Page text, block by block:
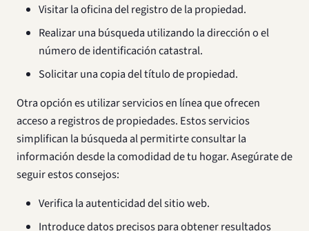
Visitar la oficina del registro de la propiedad.
Realizar una búsqueda utilizando la dirección o el
número de identificación catastral.
Solicitar una copia del título de propiedad.
Otra opción es utilizar servicios en línea que ofrecen
acceso a registros de propiedades. Estos servicios
simplifican la búsqueda al permitirte consultar la
información desde la comodidad de tu hogar. Asegúrate de
seguir estos consejos:
Verifica la autenticidad del sitio web.
Introduce datos precisos para obtener resultados